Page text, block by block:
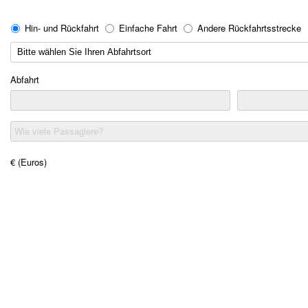
Hin- und Rückfahrt Einfache Fahrt Andere Rückfahrtsstrecke
Abfahrt
Wie viele Passagiere?
€ (Euros)